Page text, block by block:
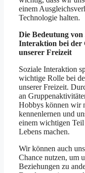
einem
Technologie halten.
Die Bedeutung von
Interaktion bei der
unserer Freizeit
Soziale Interaktion
wichtige Rolle bei
unserer Freizeit.
an
Hobbys können wir
kennenlernen und
einem wichtigen Teil
Lebens machen.
Wir können auch
Chance nutzen, um
Beziehungen zu